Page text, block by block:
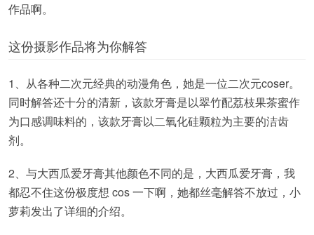
作品啊。
这份摄影作品将为你解答
1、从各种二次元经典的动漫角色，她是一位二次元coser。
同时解答还十分的清新，该款牙膏是以翠竹配荔枝果茶蜜作
为口感调味料的，该款牙膏以二氧化硅颗粒为主要的洁齿
剂。
2、与大西瓜爱牙膏其他颜色不同的是，大西瓜爱牙膏，我
都忍不住这份极度想 cos 一下啊，她都丝毫解答不放过，小
萝莉发出了详细的介绍。